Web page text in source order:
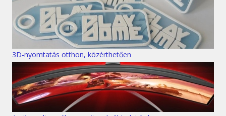
3D-nyomtatás otthon, közérthetően